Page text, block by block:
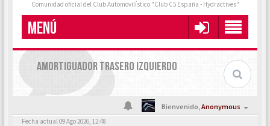
Comunidad oficial del Club Automovilístico "Club C5 España - Hydractives"
MENÚ
AMORTIGUADOR TRASERO IZQUIERDO
Bienvenido,Anonymous
Fecha actual 09 Ago 2026, 12:48